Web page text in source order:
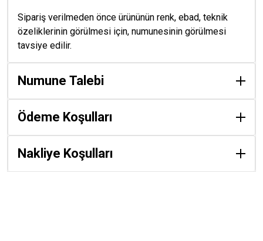
Sipariş verilmeden önce ürününün renk, ebad, teknik
özeliklerinin görülmesi için, numunesinin görülmesi
tavsiye edilir.
Numune Talebi
Ödeme Koşulları
Nakliye Koşulları